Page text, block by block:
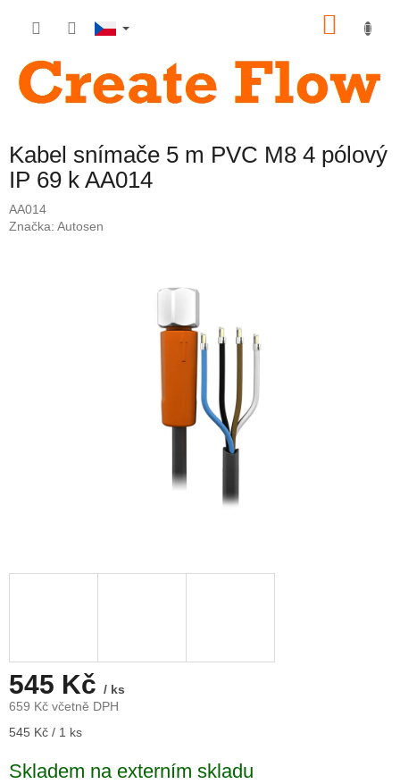
Kabel snímače 5 m PVC M8 4 pólový
IP 69 k AA014
AA014
Značka: Autosen
545 Kč / ks
659 Kč včetně DPH
Měrná
545 Kč / 1 ks
Skladem na externím skladu